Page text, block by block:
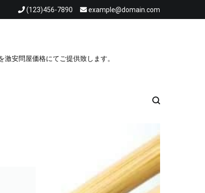
(123)456-7890 example@domain.com
安問屋価格にてご提供致します。